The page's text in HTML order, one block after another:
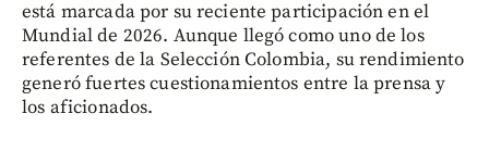
está marcada por su reciente participación en el
Mundial de 2026. Aunque llegó como uno de los
referentes de la Selección Colombia, su rendimiento
generó fuertes cuestionamientos entre la prensa y
los aficionados.